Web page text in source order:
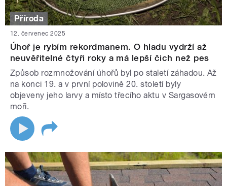
Příroda
12. červenec 2025
Úhoř je rybím rekordmanem. O hladu vydrží až
neuvěřitelné čtyři roky a má lepší čich než pes
Způsob rozmnožování úhořů byl po staletí záhadou. Až
na konci 19. a v první polovině 20. století byly
objeveny jeho larvy a místo třecího aktu v Sargasovém
moři.